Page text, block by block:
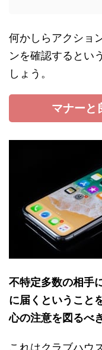
何かしらアクショ
ンを確認するとい
しょう。
マナーと
不特定多数の相手
に届くということ
心の注意を図るべ
これはクラブハウ